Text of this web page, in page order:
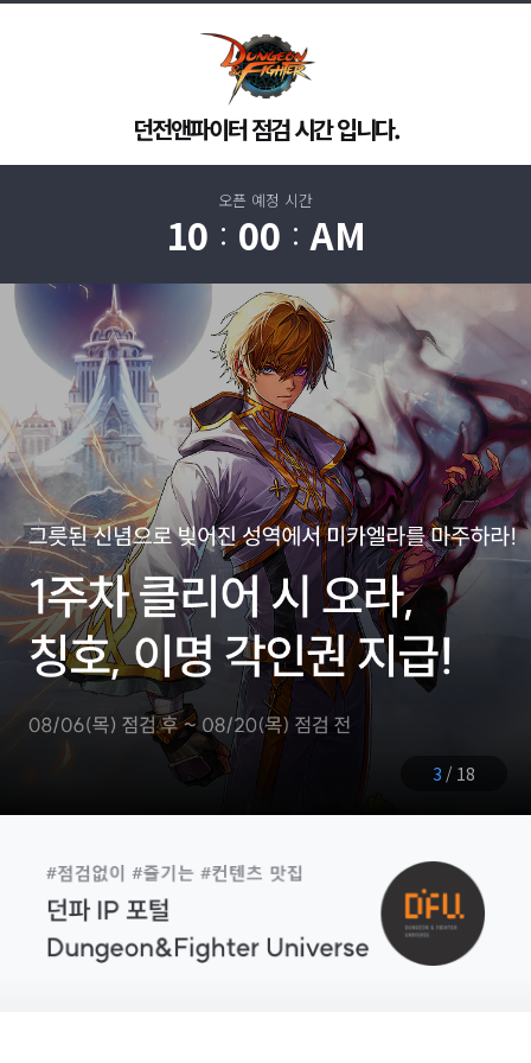
던전앤파이터 점검 시간 입니다.
오픈 예정 시간
10 00 AM
3 / 18